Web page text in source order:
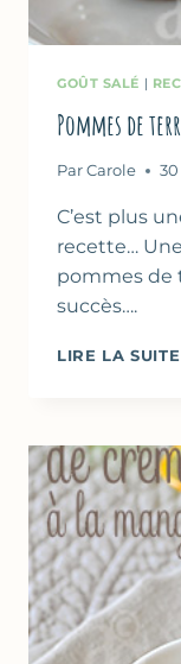
GOÛT SALÉ |
Pommes de
Par Carole
C’est plus
recette…
pommes de
succès….
LIRE LA SUITE